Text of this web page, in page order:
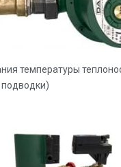
температуры
подводки)